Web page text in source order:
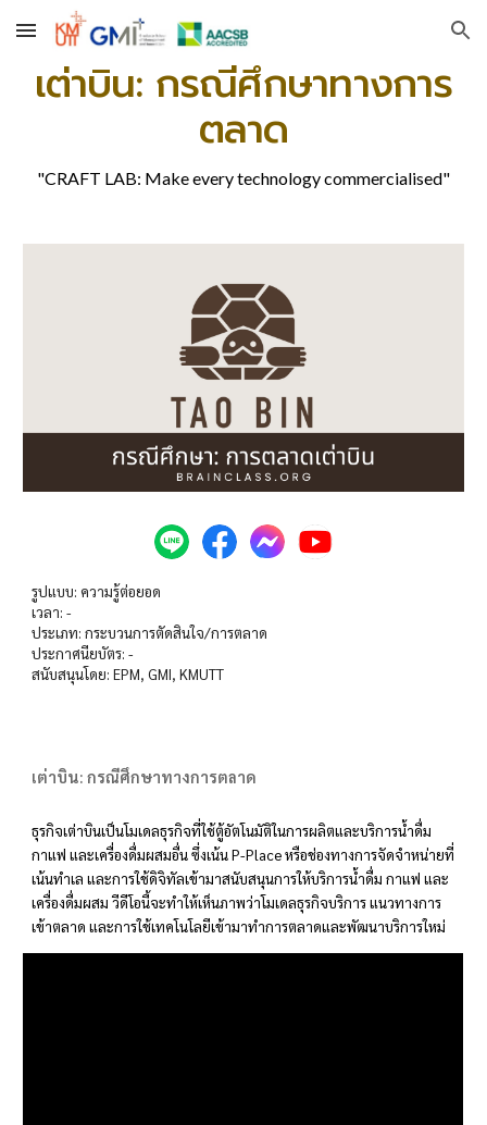
Skip to main content Skip to navigation
เต่าบิน: กรณีศึกษาทางการ
ตลาด
"CRAFT LAB: Make every technology commercialised"
รูปแบบ: ความรู้ต่อยอด
เวลา: -
ประเภท: กระบวนการตัดสินใจ/การตลาด
ประกาศนียบัตร: -
สนับสนุนโดย: EPM, GMI, KMUTT
เต่าบิน: กรณีศึกษาทางการตลาด
ธุรกิจเต่าบินเป็นโมเดลธุรกิจที่ใช้ตู้อัตโนมัติในการผลิตและบริการน้ำดื่ม
กาแฟ และเครื่องดื่มผสมอื่น ซึ่งเน้น P-Place หรือช่องทางการจัดจำหน่ายที่
เน้นทำเล และการใช้ดิจิทัลเข้ามาสนับสนุนการให้บริการน้ำดื่ม กาแฟ และ
เครื่องดื่มผสม วีดีโอนี้จะทำให้เห็นภาพว่าโมเดลธุรกิจบริการ แนวทางการ
เข้าตลาด และการใช้เทคโนโลยีเข้ามาทำการตลาดและพัฒนาบริการใหม่